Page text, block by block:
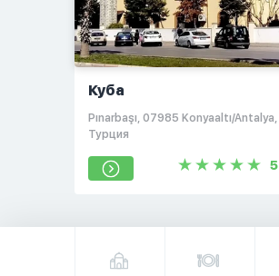
Куба
Pınarbaşı, 07985 Konyaaltı/Antalya,
Турция
5